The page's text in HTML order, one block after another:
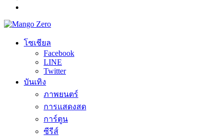
โซเชียล
Facebook
LINE
Twitter
บันเทิง
ภาพยนตร์
การแสดงสด
การ์ตูน
ซีรีส์